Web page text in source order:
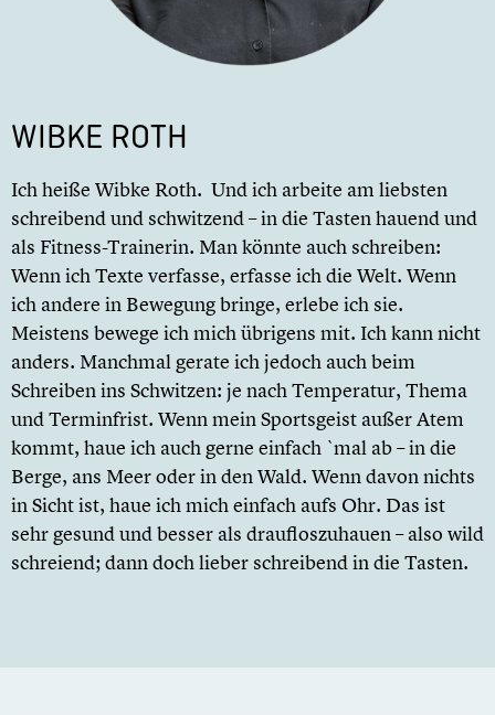
WIBKE ROTH
Ich heiße Wibke Roth. Und ich arbeite am liebsten
schreibend und schwitzend – in die Tasten hauend und
als Fitness-Trainerin. Man könnte auch schreiben:
Wenn ich Texte verfasse, erfasse ich die Welt. Wenn
ich andere in Bewegung bringe, erlebe ich sie.
Meistens bewege ich mich übrigens mit. Ich kann nicht
anders. Manchmal gerate ich jedoch auch beim
Schreiben ins Schwitzen: je nach Temperatur, Thema
und Terminfrist. Wenn mein Sportsgeist außer Atem
kommt, haue ich auch gerne einfach `mal ab – in die
Berge, ans Meer oder in den Wald. Wenn davon nichts
in Sicht ist, haue ich mich einfach aufs Ohr. Das ist
sehr gesund und besser als draufloszuhauen – also wild
schreiend; dann doch lieber schreibend in die Tasten.